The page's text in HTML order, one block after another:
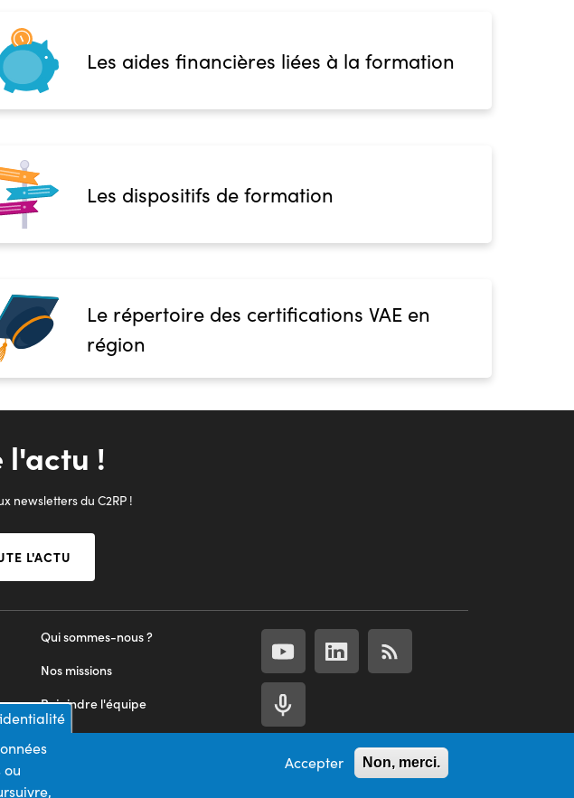
Les aides financières liées à la formation
Les dispositifs de formation
Le répertoire des certifications VAE en
région
l'actu !
newsletters du C2RP !
L'ACTU
Qui sommes-nous ?
Nos missions
Rejoindre l'équipe
Nous contacter
ou
Accepter Non, merci.